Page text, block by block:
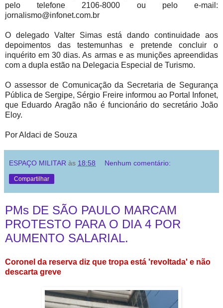
pelo telefone 2106-8000 ou pelo e-mail:
jornalismo@infonet.com.br
O delegado Valter Simas está dando continuidade aos
depoimentos das testemunhas e pretende concluir o
inquérito em 30 dias. As armas e as munições apreendidas
com a dupla estão na Delegacia Especial de Turismo.
O assessor de Comunicação da Secretaria de Segurança
Pública de Sergipe, Sérgio Freire informou ao Portal Infonet,
que Eduardo Aragão não é funcionário do secretário João
Eloy.
Por Aldaci de Souza
ESPAÇO MILITAR às 18:58 Nenhum comentário:
Compartilhar
PMs DE SÃO PAULO MARCAM
PROTESTO PARA O DIA 4 POR
AUMENTO SALARIAL.
Coronel da reserva diz que tropa está 'revoltada' e não
descarta greve